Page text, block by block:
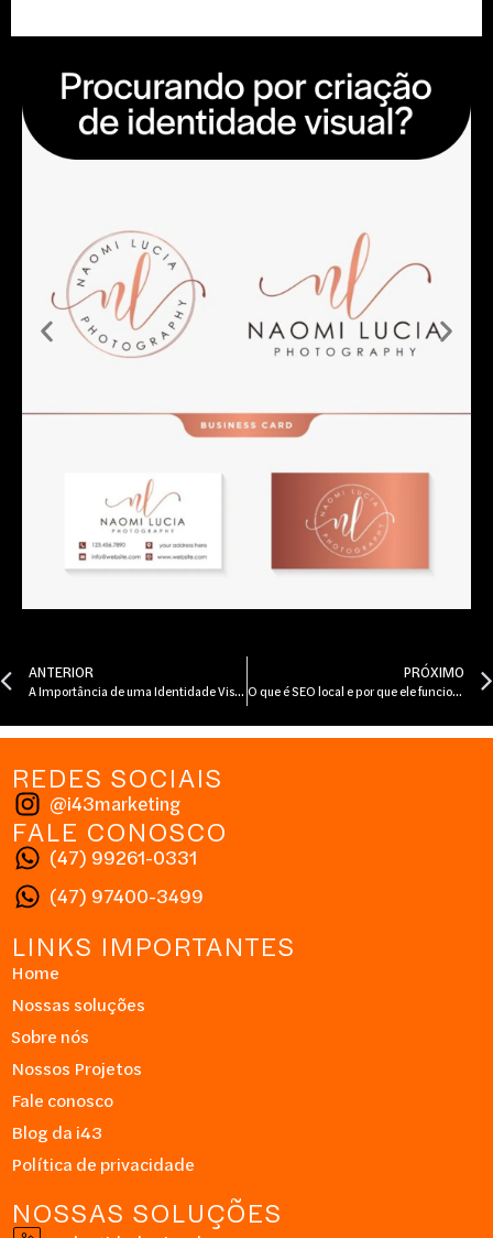
ANTERIOR
A Importância de uma Identidade Visual Forte para Sua Marca
PRÓXIMO
O que é SEO local e por que ele funciona melhor que anúncios no longo prazo?
REDES SOCIAIS
@i43marketing
FALE CONOSCO
(47) 99261-0331
(47) 97400-3499
LINKS IMPORTANTES
Home
Nossas soluções
Sobre nós
Nossos Projetos
Fale conosco
Blog da i43
Política de privacidade
NOSSAS SOLUÇÕES